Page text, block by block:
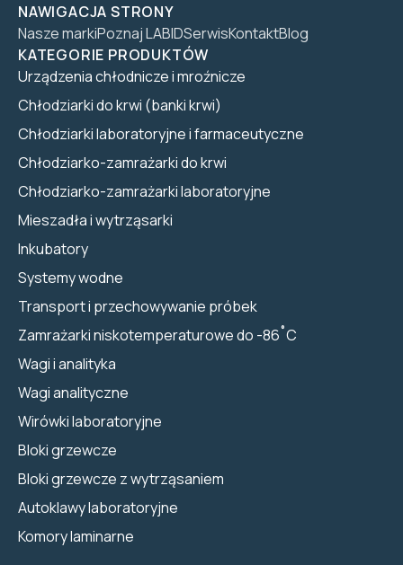
NAWIGACJA STRONY
Nasze markiPoznaj LABIDSerwisKontaktBlog
KATEGORIE PRODUKTÓW
Urządzenia chłodnicze i mroźnicze
Chłodziarki do krwi (banki krwi)
Chłodziarki laboratoryjne i farmaceutyczne
Chłodziarko-zamrażarki do krwi
Chłodziarko-zamrażarki laboratoryjne
Mieszadła i wytrząsarki
Inkubatory
Systemy wodne
Transport i przechowywanie próbek
Zamrażarki niskotemperaturowe do -86˚C
Wagi i analityka
Wagi analityczne
Wirówki laboratoryjne
Bloki grzewcze
Bloki grzewcze z wytrząsaniem
Autoklawy laboratoryjne
Komory laminarne